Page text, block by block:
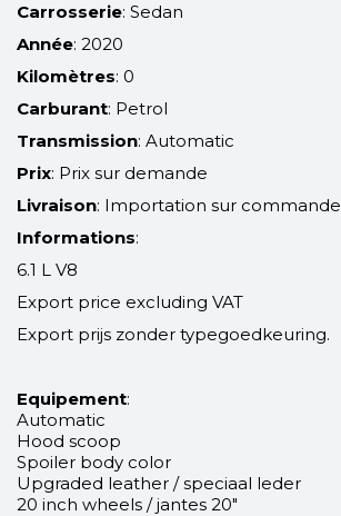
Carrosserie: Sedan
Année: 2020
Kilomètres: 0
Carburant: Petrol
Transmission: Automatic
Prix: Prix sur demande
Livraison: Importation sur commande
Informations:
6.1 L V8
Export price excluding VAT
Export prijs zonder typegoedkeuring.
Equipement:
Automatic
Hood scoop
Spoiler body color
Upgraded leather / speciaal leder
20 inch wheels / jantes 20"